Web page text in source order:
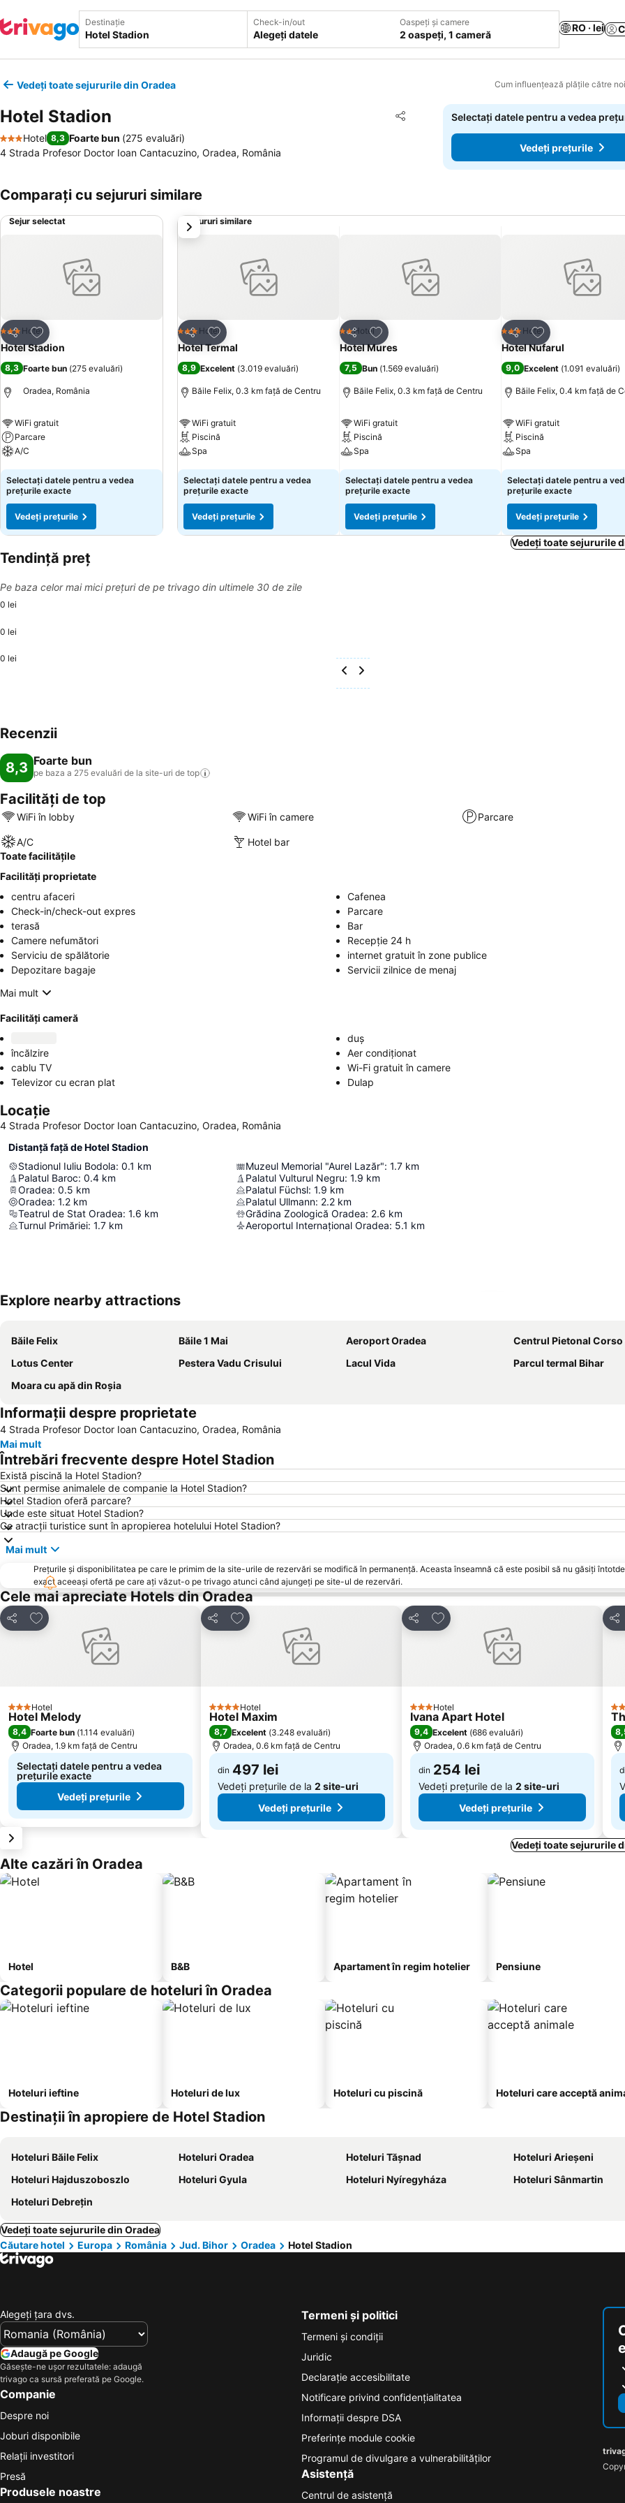
Destinație Check-in/out
Alegeți datele
Oaspeți și camere
2 oaspeți, 1 cameră
RO · lei
Vedeți toate sejururile din Oradea Cum influențează plățile către
Hotel Stadion Distribuiți
Adăugaţi la favorite
3 Stele
Hotel 8,3 Foarte bun (275 evaluări)
4 Strada Profesor Doctor Ioan Cantacuzino, Oradea, România
Selectați datele pentru a vedea
Vedeți prețurile
Comparați cu sejururi similare
Sejur selectat
Distribuiți
Adăugaţi la favorite
3 SteleHotel
Hotel Stadion
8,3 Foarte bun (275 evaluări)
Oradea, România
WiFi gratuit
Parcare
A/C
Vedeți prețurile
Selectați datele pentru a vedea
prețurile exacte
Vedeți prețurile
Sejururi similare
Distribuiți
Adăugaţi la favorite
3 SteleHotel
Hotel Termal
8,9 Excelent (3.019 evaluări)
Băile Felix, 0.3 km faţă de Centru
WiFi gratuit
Piscină
Spa
Vedeți prețurile
Selectați datele pentru a vedea
prețurile exacte
Vedeți prețurile
Distribuiți
Adăugaţi la favorite
2 Stele
Hotel
Hotel Mures
7,5 Bun (1.569 evaluări)
Băile Felix, 0.3 km faţă de Centru
WiFi gratuit
Piscină
Spa
Vedeți prețurile
Selectați datele pentru a vedea
prețurile exacte
Vedeți prețurile
Distribuiți
Adăugaţi la
3 SteleHotel
Hotel Nufarul
9,0 Excelent (1.091 evaluări)
Băile Felix, 0.4 km faţă de
WiFi gratuit
Piscină
Spa
Vedeți prețurile
Selectați datele pentru a
prețurile exacte
Vedeți prețurile
următorul
Vedeți toate sejururile
Tendință preț
Pe baza celor mai mici prețuri de pe trivago din ultimele 30 de zile
0 lei
0 lei
0 lei
Recenzii
8,3 Foarte bun
pe baza a 275 evaluări de la site-uri de top
Facilități de top
WiFi în lobby WiFi în camere Parcare
A/C
Hotel bar
Toate facilitățile
Facilități proprietate
centru afaceri
Cafenea
Check-in/check-out expres
Parcare
terasă
Bar
Camere nefumători
Recepție 24 h
Serviciu de spălătorie
internet gratuit în zone publice
Depozitare bagaje
Servicii zilnice de menaj
Mai mult
Facilități cameră
duș
încălzire
Aer condiționat
cablu TV
Wi-Fi gratuit în camere
Televizor cu ecran plat
Dulap
Locație
4 Strada Profesor Doctor Ioan Cantacuzino, Oradea, România
Distanță față de Hotel Stadion
Stadionul Iuliu Bodola: 0.1 km
Palatul Baroc: 0.4 km
Oradea: 0.5 km
Oradea: 1.2 km
Teatrul de Stat Oradea: 1.6 km
Turnul Primăriei: 1.7 km
Muzeul Memorial "Aurel Lazăr": 1.7 km
Palatul Vulturul Negru: 1.9 km
Palatul Füchsl: 1.9 km
Palatul Ullmann: 2.2 km
Grădina Zoologică Oradea: 2.6 km
Aeroportul Internațional Oradea: 5.1 km
Explore nearby attractions
Băile Felix Băile 1 Mai Aeroport Oradea
Centrul Pietonal Corso -
Lotus Center
Pestera Vadu Crisului Lacul Vida
Parcul termal Bihar
Moara cu apă din Roșia
Informații despre proprietate
4 Strada Profesor Doctor Ioan Cantacuzino, Oradea, România
Mai mult
Întrebări frecvente despre Hotel Stadion
Există piscină la Hotel Stadion?
Sunt permise animalele de companie la Hotel Stadion?
Hotel Stadion oferă parcare?
Unde este situat Hotel Stadion?
Ce atracții turistice sunt în apropierea hotelului Hotel Stadion?
Mai mult
Prețurile și disponibilitatea pe care le primim de la site-urile de rezervări se modifică în permanență. Aceasta înseamnă că este posibil să nu găsiți
exact aceeași ofertă pe care ați văzut-o pe trivago atunci când ajungeți pe site-ul de rezervări.
Cele mai apreciate Hotels din Oradea
Distribuiți
Adăugaţi la favorite
3 SteleHotel
Hotel Melody
8,4 Foarte bun (1.114 evaluări)
Oradea, 1.9 km faţă de Centru
Selectați datele pentru a vedea
prețurile exacte
Vedeți prețurile
Distribuiți
Adăugaţi la favorite
4 Stele Hotel
Hotel Maxim
8,7 Excelent (3.248 evaluări)
Oradea, 0.6 km faţă de Centru
din 497 lei
Vedeți prețurile de la 2 site-uri
Vedeți prețurile
Distribuiți
Adăugaţi la favorite
3 SteleHotel
Ivana Apart Hotel
9,4 Excelent (686 evaluări)
Oradea, 0.6 km faţă de Centru
din 254 lei
Vedeți prețurile de la 2 site-uri
Vedeți prețurile
4
Vedeți toate sejururile
Alte cazări în Oradea
Hotel B&B Apartament în regim hotelier Pensiune
Categorii populare de hoteluri în Oradea
Hoteluri ieftine Hoteluri de lux Hoteluri cu piscină Hoteluri care acceptă
Destinații în apropiere de Hotel Stadion
Hoteluri Băile Felix Hoteluri Oradea Hoteluri Tăşnad
Hoteluri Arieşeni
Hoteluri Hajduszoboszlo
Hoteluri Gyula Hoteluri Nyíregyháza
Hoteluri Sânmartin
Hoteluri Debrețin
Vedeți toate sejururile din Oradea
Căutare hotel
Europa România Jud. Bihor Oradea Hotel Stadion
Alegeţi ţara dvs.
Adaugă pe Google
Găsește-ne ușor rezultatele: adaugă
trivago ca sursă preferată pe Google.
Companie
Despre noi
Joburi disponibile
Relații investitori
Presă
Produsele noastre
Termeni și politici
Termeni și condiţii
Juridic
Declarație accesibilitate
Notificare privind confidențialitatea
Informații despre DSA
Preferințe module cookie
Programul de divulgare a vulnerabilităților
Asistență
Centrul de asistență